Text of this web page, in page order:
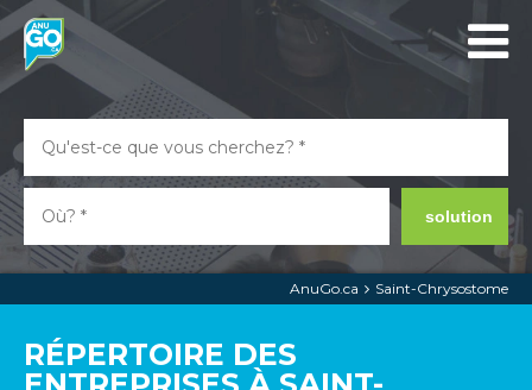
solution
AnuGo.ca Saint-Chrysostome
RÉPERTOIRE DES